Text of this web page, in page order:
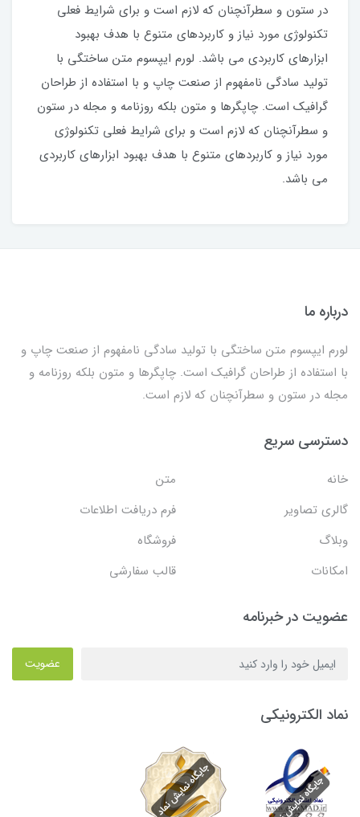
در ستون و سطرآنچنان که لازم است و برای شرایط فعلی
تکنولوژی مورد نیاز و کاربردهای متنوع با هدف بهبود
ابزارهای کاربردی می باشد. لورم ایپسوم متن ساختگی با
تولید سادگی نامفهوم از صنعت چاپ و با استفاده از طراحان
گرافیک است. چاپگرها و متون بلکه روزنامه و مجله در ستون
و سطرآنچنان که لازم است و برای شرایط فعلی تکنولوژی
مورد نیاز و کاربردهای متنوع با هدف بهبود ابزارهای کاربردی
می باشد.
درباره ما
لورم ایپسوم متن ساختگی با تولید سادگی نامفهوم از صنعت چاپ و
با استفاده از طراحان گرافیک است. چاپگرها و متون بلکه روزنامه و
مجله در ستون و سطرآنچنان که لازم است.
دسترسی سریع
خانه
متن
گالری تصاویر
فرم دریافت اطلاعات
وبلاگ
فروشگاه
امکانات
قالب سفارشی
عضویت در خبرنامه
عضویت
نماد الکترونیکی